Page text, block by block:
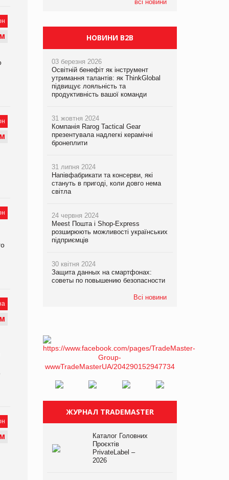
М
М
М
М
всі новини
НОВИНИ B2B
03 березня 2026
Освітній бенефіт як інструмент
утримання талантів: як ThinkGlobal
підвищує лояльність та
продуктивність вашої команди
31 жовтня 2024
Компанія Rarog Tactical Gear
презентувала надлегкі керамічні
бронеплити
31 липня 2024
Напівфабрикати та консерви, які
стануть в пригоді, коли довго нема
світла
24 червня 2024
Meest Пошта і Shop-Express
розширюють можливості українських
підприємців
30 квітня 2024
Защита данных на смартфонах:
советы по повышению безопасности
Всі новини
ЖУРНАЛ TRADEMASTER
Каталог Головних
Проєктів
PrivateLabel –
2026